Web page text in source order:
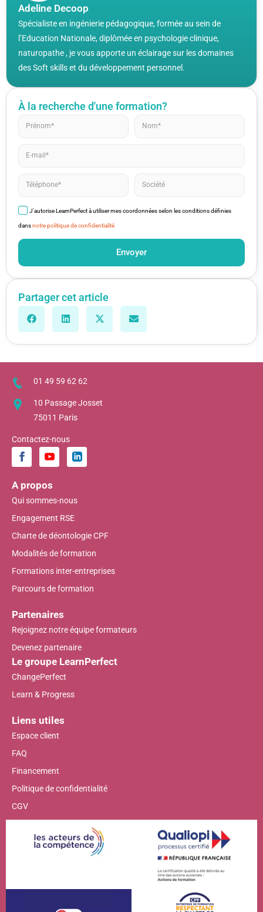
Adeline Decoop
Spécialiste en ingénierie pédagogique, formée au sein de
l’Education Nationale, diplômée en psychologie clinique,
naturopathe , je vous apporte un éclairage sur les domaines
des Soft skills et du développement personnel.
À la recherche d'une formation?
J'autorise LearnPerfect à utiliser mes coordonnées selon les conditions définies
dansnotre politique de confidentialité
Envoyer
Partager cet article
01 49 59 62 62
10 Passage Josset
75011 Paris
Contactez-nous
A propos
Qui sommes-nous
Engagement RSE
Charte de déontologie CPF
Modalités de formation
Formations inter-entreprises
Parcours de formation
Partenaires
Rejoignez notre équipe formateurs
Devenez partenaire
Le groupe LearnPerfect
ChangePerfect
Learn & Progress
Liens utiles
Espace client
FAQ
Financement
Politique de confidentialité
CGV